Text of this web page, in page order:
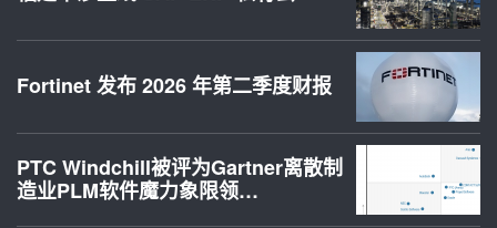
Fortinet 发布 2026 年第二季度财报
PTC Windchill被评为Gartner离散制
造业PLM软件魔力象限领…